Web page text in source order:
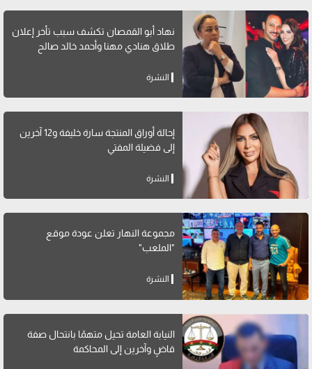
نهاد أبو القمصان تكشف سبب تأخر إعلان
طلاق هنادي مهنا وأحمد خالد صالح
النشرة
إحالة أوراق المنتجة سارة خليفة و12 آخرين
إلى فضيلة المفتي
النشرة
مجموعة النهار تعلن عودة موقع
"الملعب"
النشرة
النيابة العامة تحيل متهمًا بانتحال صفة
قاضٍ وآخرين إلى المحاكمة